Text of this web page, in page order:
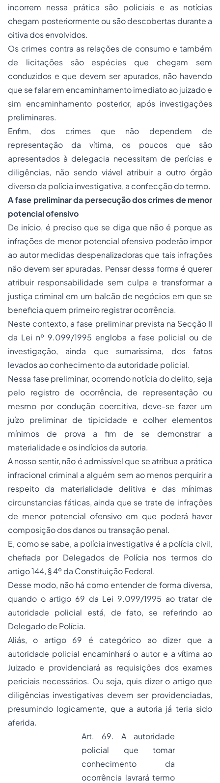
incorrem nessa prática são policiais e as notícias
chegam posteriormente ou são descobertas durante a
oitiva dos envolvidos.
Os crimes contra as relações de consumo e também
de licitações são espécies que chegam sem
conduzidos e que devem ser apurados, não havendo
que se falar em encaminhamento imediato ao juizado e
sim encaminhamento posterior, após investigações
preliminares.
Enfim, dos crimes que não dependem de
representação da vítima, os poucos que são
apresentados à delegacia necessitam de perícias e
diligências, não sendo viável atribuir a outro órgão
diverso da polícia investigativa, a confecção do termo.
A fase preliminar da persecução dos crimes de menor
potencial ofensivo
De início, é preciso que se diga que não é porque as
infrações de menor potencial ofensivo poderão impor
ao autor medidas despenalizadoras que tais infrações
não devem ser apuradas. Pensar dessa forma é querer
atribuir responsabilidade sem culpa e transformar a
justiça criminal em um balcão de negócios em que se
beneficia quem primeiro registrar ocorrência.
Neste contexto, a fase preliminar prevista na Secção II
da Lei nº 9.099/1995 engloba a fase policial ou de
investigação, ainda que sumaríssima, dos fatos
levados ao conhecimento da autoridade policial.
Nessa fase preliminar, ocorrendo notícia do delito, seja
pelo registro de ocorrência, de representação ou
mesmo por condução coercitiva, deve-se fazer um
juízo preliminar de tipicidade e colher elementos
mínimos de prova a fim de se demonstrar a
materialidade e os indícios da autoria.
A nosso sentir, não é admissível que se atribua a prática
infracional criminal a alguém sem ao menos perquirir a
respeito da materialidade delitiva e das mínimas
circunstancias fáticas, ainda que se trate de infrações
de menor potencial ofensivo em que poderá haver
composição dos danos ou transação penal.
E, como se sabe, a polícia investigativa é a polícia civil,
chefiada por Delegados de Polícia nos termos do
artigo 144, § 4º da Constituição Federal.
Desse modo, não há como entender de forma diversa,
quando o artigo 69 da Lei 9.099/1995 ao tratar de
autoridade policial está, de fato, se referindo ao
Delegado de Polícia.
Aliás, o artigo 69 é categórico ao dizer que a
autoridade policial encaminhará o autor e a vítima ao
Juizado e providenciará as requisições dos exames
periciais necessários. Ou seja, quis dizer o artigo que
diligências investigativas devem ser providenciadas,
presumindo logicamente, que a autoria já teria sido
aferida.
Art. 69. A autoridade
policial que tomar
conhecimento da
ocorrência lavrará termo